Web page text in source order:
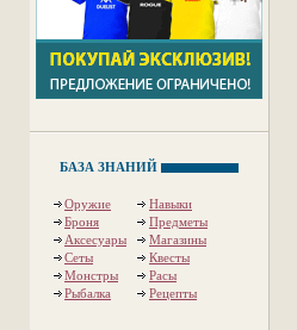
БАЗА ЗНАНИЙ
Оружие
Навыки
Броня
Предметы
Аксесуары
Магазины
Сеты
Квесты
Монстры
Расы
Рыбалка
Рецепты